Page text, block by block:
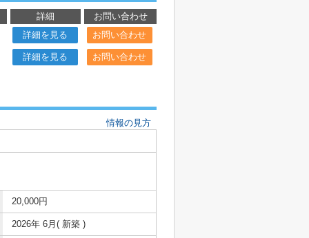
詳細
お問い合わせ
詳細を見る
お問い合わせ
詳細を見る お問い合わせ
情報の見方
20,000円
2026年 6月( 新築 )